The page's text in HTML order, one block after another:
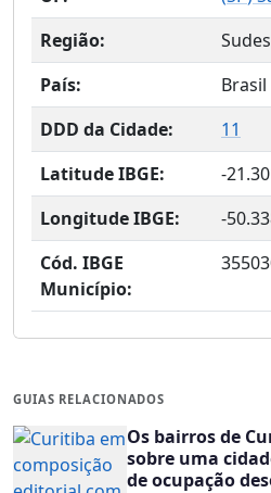
Região:
País:
Brasil
DDD da Cidade:
11
Latitude IBGE:
-
Longitude IBGE:
-
Cód. IBGE
Município:
GUIAS RELACIONADOS
Os bairros de
sobre uma
de ocupação